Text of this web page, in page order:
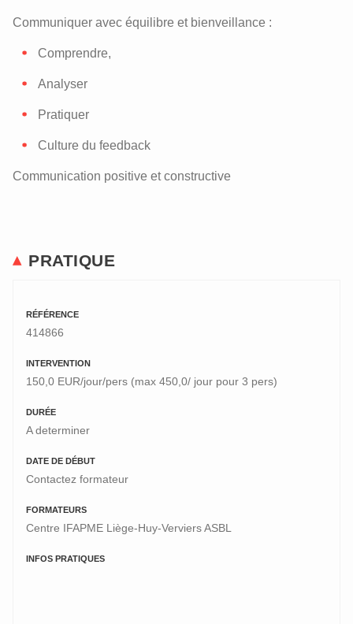
Communiquer avec équilibre et bienveillance :
Comprendre,
Analyser
Pratiquer
Culture du feedback
Communication positive et constructive
PRATIQUE
RÉFÉRENCE
414866
INTERVENTION
150,0 EUR/jour/pers (max 450,0/ jour pour 3 pers)
DURÉE
A determiner
DATE DE DÉBUT
Contactez formateur
FORMATEURS
Centre IFAPME Liège-Huy-Verviers ASBL
INFOS PRATIQUES